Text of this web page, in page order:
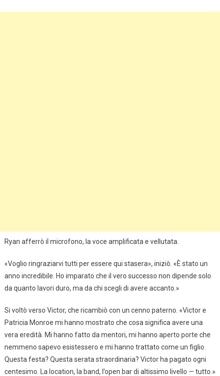
Ryan afferrò il microfono, la voce amplificata e vellutata.
«Voglio ringraziarvi tutti per essere qui stasera», iniziò. «È stato un
anno incredibile. Ho imparato che il vero successo non dipende solo
da quanto lavori duro, ma da chi scegli di avere accanto.»
Si voltò verso Victor, che ricambiò con un cenno paterno. «Victor e
Patricia Monroe mi hanno mostrato che cosa significa avere una
vera eredità. Mi hanno fatto da mentori, mi hanno aperto porte che
nemmeno sapevo esistessero e mi hanno trattato come un figlio.
Questa festa? Questa serata straordinaria? Victor ha pagato ogni
centesimo. La location, la band, l’open bar di altissimo livello — tutto.»